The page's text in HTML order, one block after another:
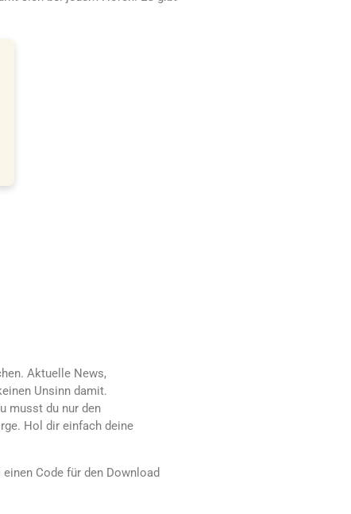
Aktuelle News,
Unsinn damit.
musst du nur den
Hol dir einfach deine
Code für den Download